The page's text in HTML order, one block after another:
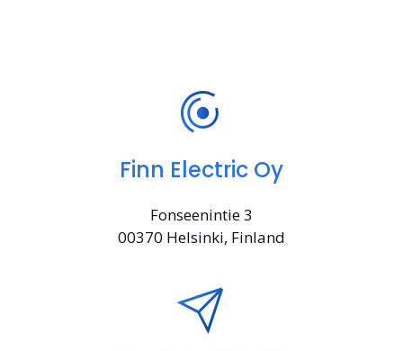
Finn Electric Oy
Fonseenin­tie 3
00370 Helsinki, Finland